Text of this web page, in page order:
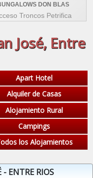
DON BLAS
Troncos Petrifica
José, Entre
Apart Hotel
Alquiler de Casas
Alojamiento Rural
Campings
los Alojamientos
- ENTRE RIOS